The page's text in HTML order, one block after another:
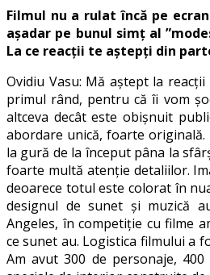
Filmul nu a rulat încă pe
așadar pe bunul simț al
La ce reacții te aștepți din
Ovidiu Vasu: Mă aștept la
primul rând, pentru că îi vom
altceva decât este obișnuit
abordare unică, foarte
la gură de la început pâna la
foarte multă atenție detaliilor.
deoarece totul este colorat în
designul de sunet și muzică
Angeles, în competiție cu filme
ce sunet au. Logistica filmului a
Am avut 300 de personaje,